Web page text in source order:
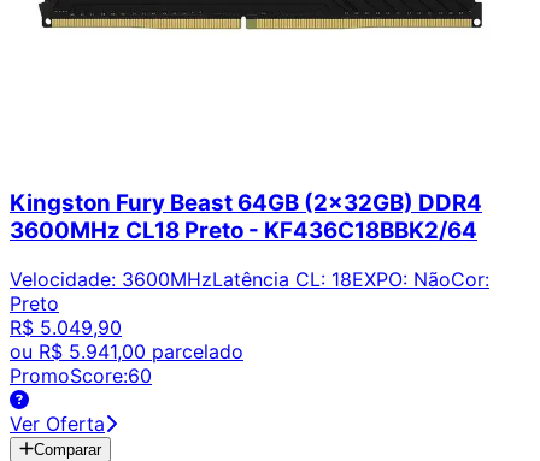
Kingston Fury Beast 64GB (2x32GB) DDR4
3600MHz CL18 Preto - KF436C18BBK2/64
Velocidade: 3600MHzLatência CL: 18EXPO: NãoCor:
Preto
R$ 5.049,90
ou R$ 5.941,00 parcelado
PromoScore:60
Ver Oferta
Comparar